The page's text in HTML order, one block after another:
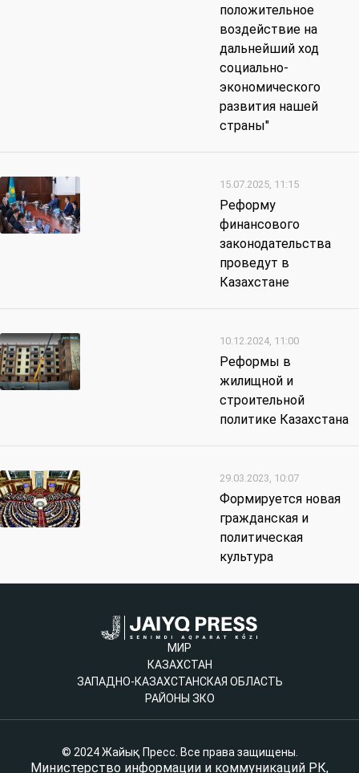
положительное
воздействие на
дальнейший ход
социально-
экономического
развития нашей
страны"
15.07.2025, 11:15
Реформу
финансового
законодательства
проведут в
Казахстане
10.12.2024, 11:00
Реформы в
жилищной и
строительной
политике Казахстана
29.03.2023, 10:07
Формируется новая
гражданская и
политическая
культура
МИР
КАЗАХСТАН
ЗАПАДНО-КАЗАХСТАНСКАЯ ОБЛАСТЬ
РАЙОНЫ ЗКО
© 2024 Жайық Пресс. Все права защищены.
Министерство информации и коммуникаций РК,